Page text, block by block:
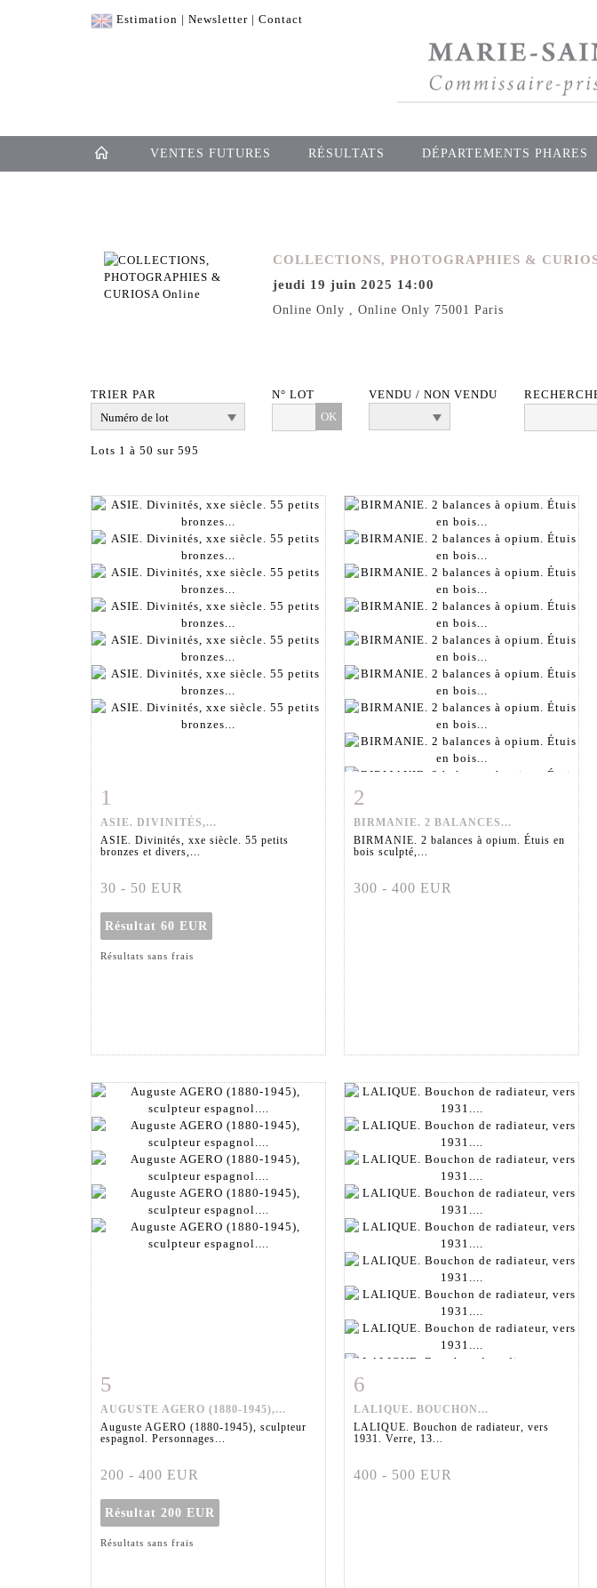
Estimation | Newsletter | Contact
VENTES FUTURES RÉSULTATS DÉPARTEMENTS PHARES
COLLECTIONS, PHOTOGRAPHIES &
jeudi 19 juin 2025 14:00
Online Only , Online Only 75001 Paris
TRIER PAR
N° LOT
OK
VENDU / NON VENDU
Lots 1 à 50 sur 595
1
ASIE. DIVINITÉS,...
ASIE. Divinités, xxe siècle. 55 petits
bronzes et divers,...
30 - 50 EUR
Résultat 60 EUR
Résultats sans frais
2
BIRMANIE. 2 BALANCES...
BIRMANIE. 2 balances à opium. Étuis en
bois sculpté,...
300 - 400 EUR
5
AUGUSTE AGERO (1880-1945),...
Auguste AGERO (1880-1945), sculpteur
espagnol. Personnages...
200 - 400 EUR
Résultat 200 EUR
Résultats sans frais
6
LALIQUE. BOUCHON...
LALIQUE. Bouchon de radiateur, vers
1931. Verre, 13...
400 - 500 EUR